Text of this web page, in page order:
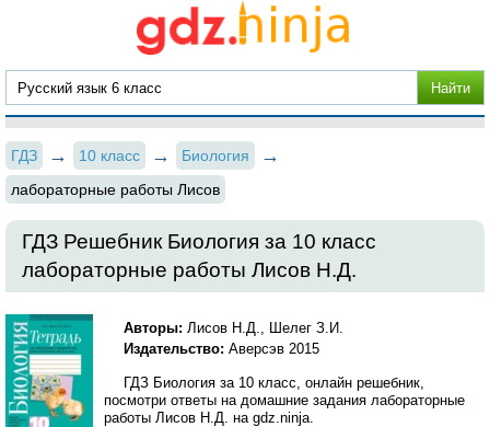
ГДЗ 10 класс
Биология
лабораторные работы Лисов
ГДЗ Решебник Биология за 10 класс
лабораторные работы Лисов Н.Д.
Авторы: Лисов Н.Д., Шелег З.И.
Издательство:Аверсэв 2015
ГДЗ Биология за 10 класс, онлайн решебник,
посмотри ответы на домашние задания лабораторные
работы Лисов Н.Д. на gdz.ninja.